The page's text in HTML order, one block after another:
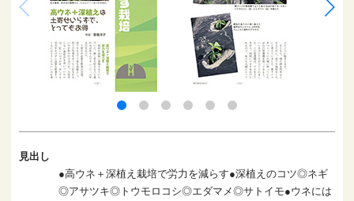
見出し
●高ウネ＋深植え栽培で労力を減らす●深植えのコツ◎ネギ
◎アサツキ◎トウモロコシ◎エダマメ◎サトイモ●ウネには